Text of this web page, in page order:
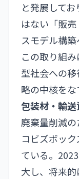
と発展して
はない「販
スモデル構
この取り組
型社会への
略の中核を
包装材・輸
廃棄量削減
コビズボッ
ている。
大し、将来的